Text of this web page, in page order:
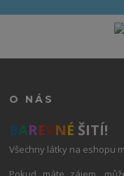
O NÁS
BAREVNÉ ŠITÍ!
Všechny látky na eshopu